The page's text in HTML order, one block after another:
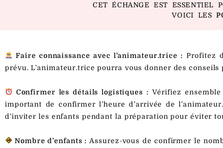
CET ÉCHANGE EST ESSENTIEL
VOICI LES
Faire connaissance avec l’animateur.trice : Profitez
prévu. L’animateur.trice pourra vous donner des
Confirmer les détails logistiques : Vérifiez
important de confirmer l’heure d’arrivée de
d’inviter les enfants pendant la préparation pour éviter
Nombre d’enfants : Assurez-vous de confirmer le